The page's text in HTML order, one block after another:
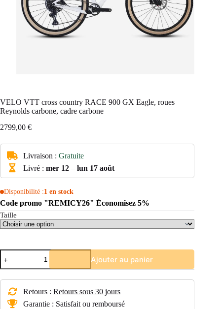
VELO VTT cross country RACE 900 GX Eagle, roues
Reynolds carbone, cadre carbone
2799,00 €
Livraison : Gratuite
Livré : mer 12 – lun 17 août
Disponibilité :1 en stock
Code promo "REMICY26" Économisez 5%
Taille
quantité
de
VELO
VTT
cross
country
RACE
Ajouter au panier
Retours : Retours sous 30 jours
Garantie : Satisfait ou remboursé